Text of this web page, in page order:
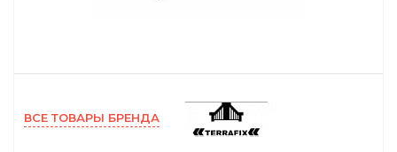
ВСЕ ТОВАРЫ БРЕНДА